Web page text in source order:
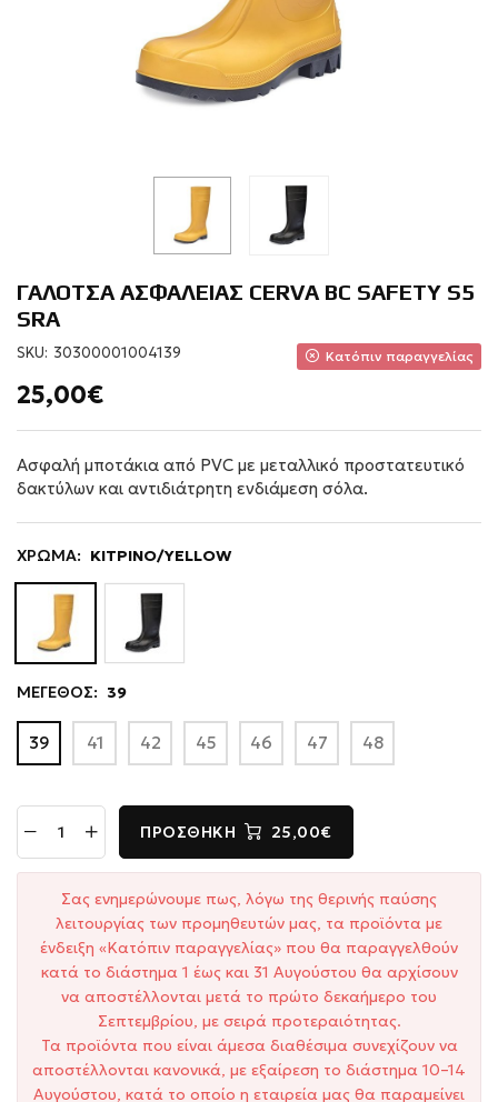
ΓΑΛΟΤΣΑ ΑΣΦΑΛΕΙΑΣ CERVA BC SAFETY S5
SRA
SKU: 30300001004139 Κατόπιν παραγγελίας
25,00€
Ασφαλή μποτάκια από PVC με μεταλλικό προστατευτικό
δακτύλων και αντιδιάτρητη ενδιάμεση σόλα.
ΧΡΩΜΑ: ΚΙΤΡΙΝΟ/YELLOW
ΜΕΓΕΘΟΣ: 39
39 41 42 45 46 47 48
ΠΡΟΣΘΉΚΗ 25,00€
Σας ενημερώνουμε πως, λόγω της θερινής παύσης
λειτουργίας των προμηθευτών μας, τα προϊόντα με
ένδειξη «Κατόπιν παραγγελίας» που θα παραγγελθούν
κατά το διάστημα 1 έως και 31 Αυγούστου θα αρχίσουν
να αποστέλλονται μετά το πρώτο δεκαήμερο του
Σεπτεμβρίου, με σειρά προτεραιότητας.
Τα προϊόντα που είναι άμεσα διαθέσιμα συνεχίζουν να
αποστέλλονται κανονικά, με εξαίρεση το διάστημα 10–14
Αυγούστου, κατά το οποίο η εταιρεία μας θα παραμείνει